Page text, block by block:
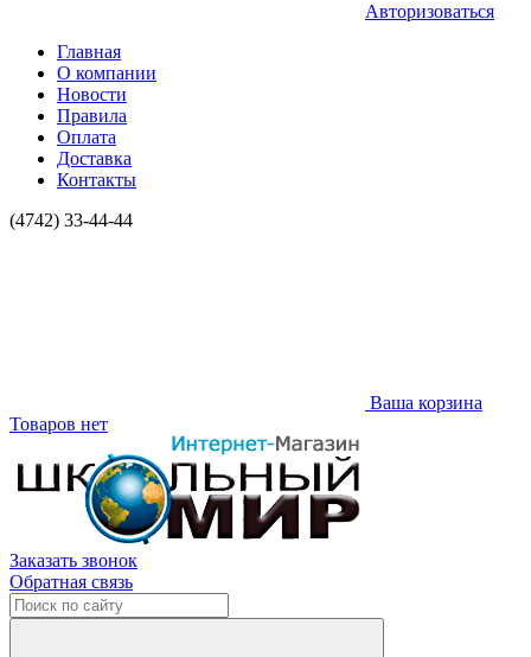
Авторизоваться
Главная
О компании
Новости
Правила
Оплата
Доставка
Контакты
(4742) 33-44-44
Ваша корзина
Товаров нет
Заказать звонок
Обратная связь